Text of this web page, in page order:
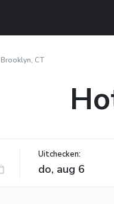
Brooklyn, CT
Uitchecken: